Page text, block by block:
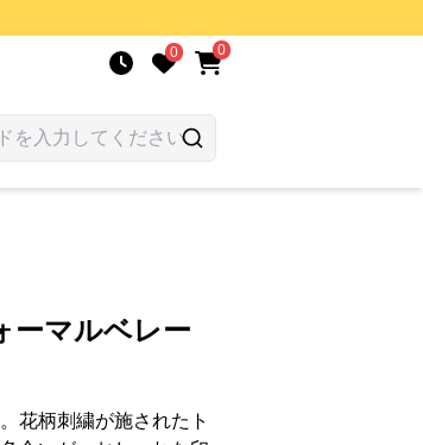
0 0
ーマルベレー
花柄刺繍が施されたト